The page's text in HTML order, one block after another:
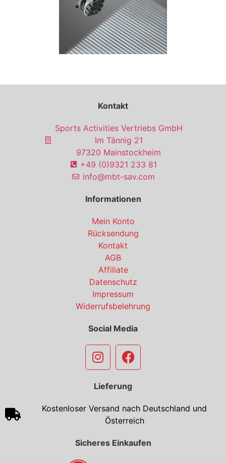
Kontakt
Sports Activities Vertriebs GmbH
Im Tännig 21
97320 Mainstockheim
+49 (0)9321 233 81
info@mbt-sav.com
Informationen
Mein Konto
Rücksendung
Kontakt
AGB
Affiliate
Datenschutz
Impressum
Widerrufsbelehrung
Social Media
Lieferung
Kostenloser Versand nach Deutschland und
Österreich
Sicheres Einkaufen